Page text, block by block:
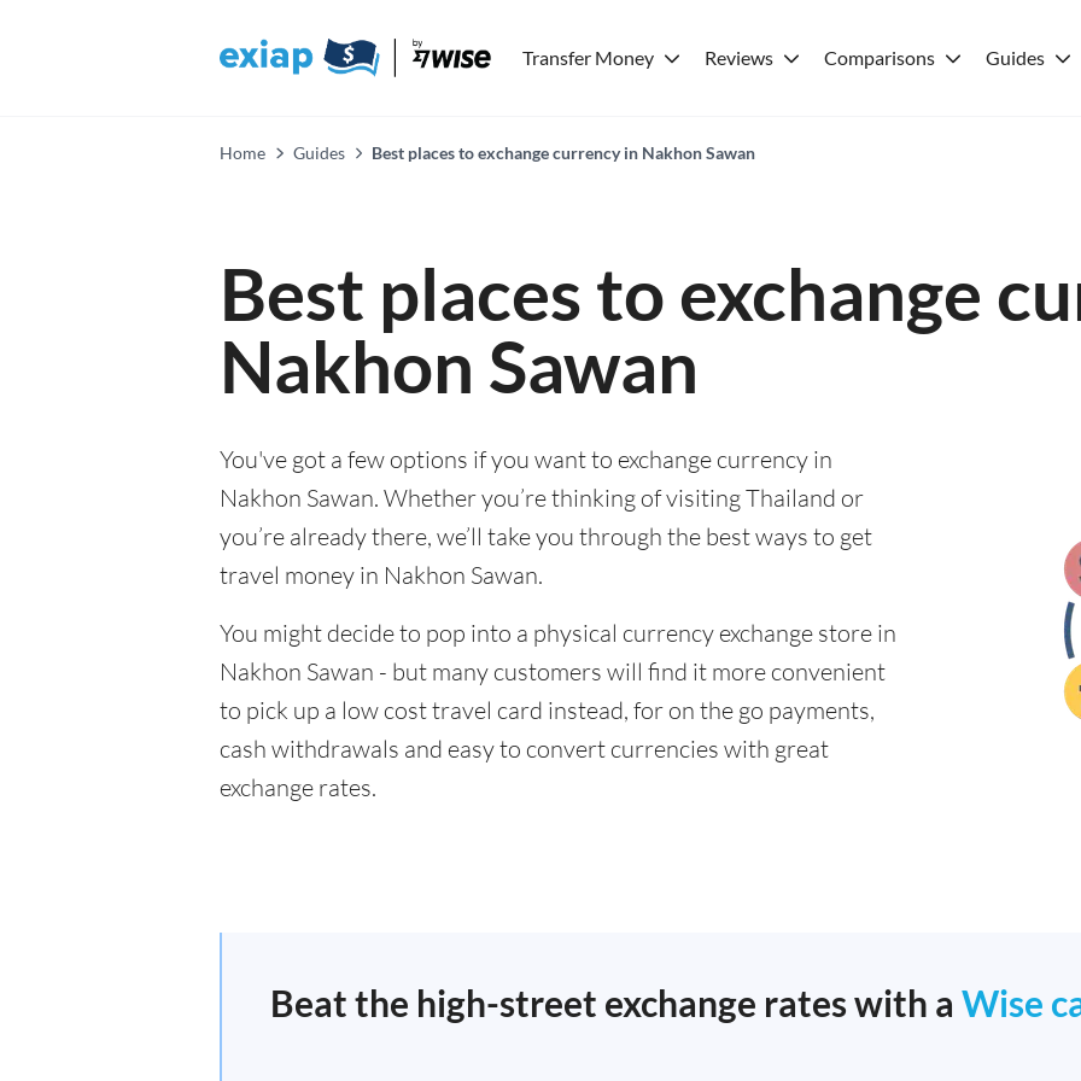
Transfer Money Reviews Comparisons Guides
Home Guides Best places to exchange currency in Nakhon Sawan
Best places to exchange
Nakhon Sawan
You've got a few options if you want to exchange currency in
Nakhon Sawan. Whether you’re thinking of visiting Thailand or
you’re already there, we’ll take you through the best ways to get
travel money in Nakhon Sawan.
You might decide to pop into a physical currency exchange store in
Nakhon Sawan - but many customers will find it more convenient
to pick up a low cost travel card instead, for on the go payments,
cash withdrawals and easy to convert currencies with great
exchange rates.
Beat the high-street exchange rates with a Wise